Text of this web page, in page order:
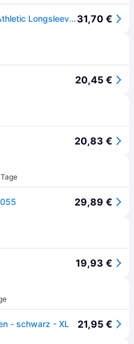
Erima, Unisex, Funktionsshirt, Athletic Longsleeve (XL), Schwarz, XL31,70 €
20,45 €
20,83 €
29,89 €
19,93 €
- schwarz - XL 21,95 €